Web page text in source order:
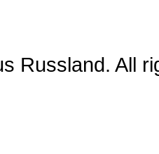
Russland. All